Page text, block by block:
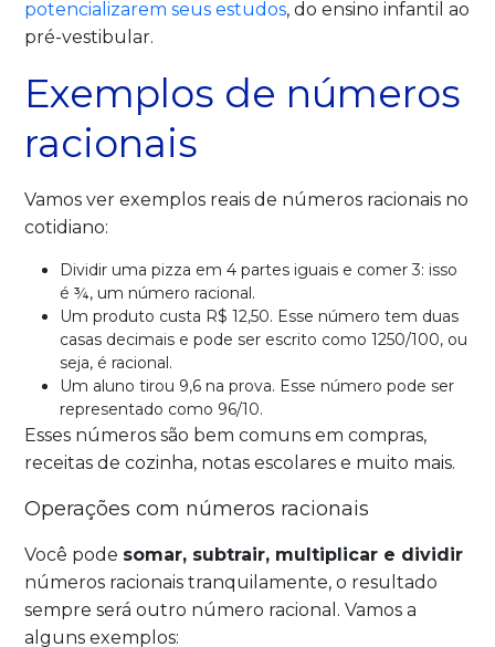
potencializarem seus estudos, do ensino infantil ao
pré-vestibular.
Exemplos de números
racionais
Vamos ver exemplos reais de números racionais no
cotidiano:
Dividir uma pizza em 4 partes iguais e comer 3: isso
é ¾, um número racional.
Um produto custa R$ 12,50. Esse número tem duas
casas decimais e pode ser escrito como 1250/100, ou
seja, é racional.
Um aluno tirou 9,6 na prova. Esse número pode ser
representado como 96/10.
Esses números são bem comuns em compras,
receitas de cozinha, notas escolares e muito mais.
Operações com números racionais
Você pode somar, subtrair, multiplicar e dividir
números racionais tranquilamente, o resultado
sempre será outro número racional. Vamos a
alguns exemplos: